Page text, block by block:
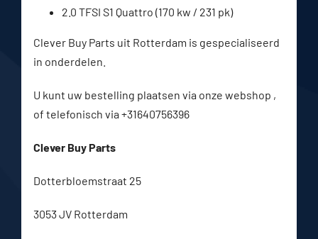
2.0 TFSI S1 Quattro (170 kw / 231 pk)
Clever Buy Parts uit Rotterdam is gespecialiseerd
in onderdelen.
U kunt uw bestelling plaatsen via onze webshop ,
of telefonisch via +31640756396
Clever Buy Parts
Dotterbloemstraat 25
3053 JV Rotterdam